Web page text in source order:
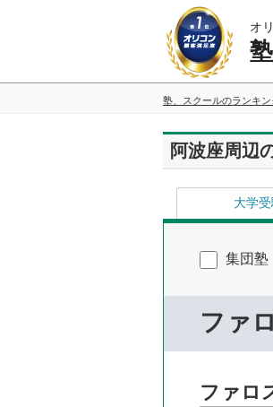
オ
塾、スクールのランキン
阿波座周辺
大学
集団塾
ファ
ファロ